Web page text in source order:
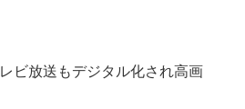
ビ放送もデジタル化され高画